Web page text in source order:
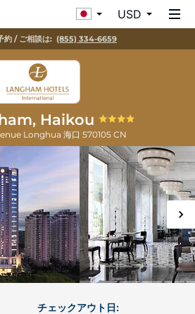
USD
約 / ご相談は: (855) 334-6659
Haikou
Longhua 海口 570105 CN
チェックアウト日: